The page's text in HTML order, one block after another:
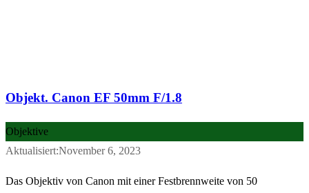
Objekt. Canon EF 50mm F/1.8
Objektive
Aktualisiert:November 6, 2023
Das Objektiv von Canon mit einer Festbrennweite von 50